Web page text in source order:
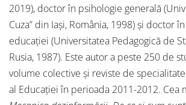
2019), doctor în psihologie generală
Cuza” din Iași, România, 1998) și doctor
educației (Universitatea Pedagogică de
Rusia, 1987). Este autor a peste 250 de
volume colective și reviste de
al Educației în perioada 2011-2012. Cea